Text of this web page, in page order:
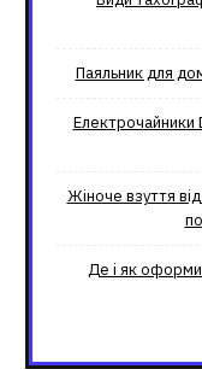
Паяльник для
Електрочайники
Жіноче взуття
Де і як